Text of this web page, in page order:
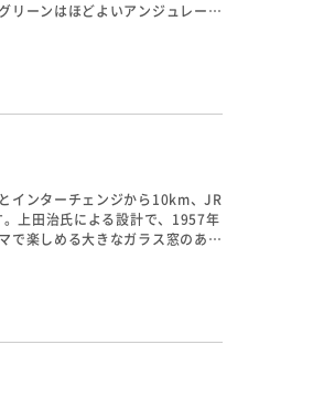
リーンはほどよいアンジュレーシ
インターチェンジから10km、JR
上田治氏による設計で、1957年
で楽しめる大きなガラス窓のある